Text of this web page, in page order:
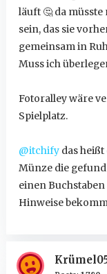
läuft🤔da müsste
sein, das sie
gemeinsam in
Muss ich
Fotoralley wäre
Spielplatz.
@itchifydas heißt
Münze die
einen
Hinweise